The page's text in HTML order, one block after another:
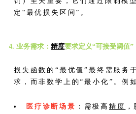
定“最优损失区间”。
4. 业务需求： 精度要求定义“可接受阈值”
损失函数 的“最优值”最终需服务
求，而非数学上的“最小化”。例
医疗诊断场景 ：需极高精度